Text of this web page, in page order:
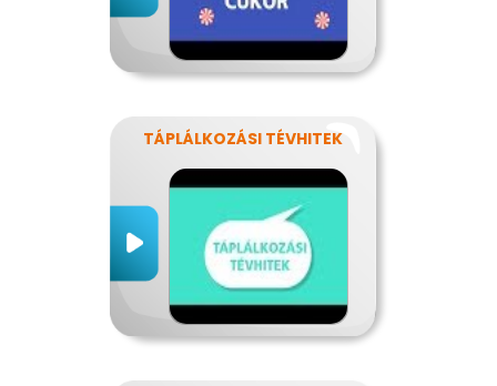
TÁPLÁLKOZÁSI TÉVHITEK